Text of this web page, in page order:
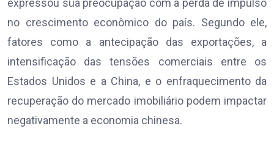
expressou sua preocupação com a perda de impulso
no crescimento econômico do país. Segundo ele,
fatores como a antecipação das exportações, a
intensificação das tensões comerciais entre os
Estados Unidos e a China, e o enfraquecimento da
recuperação do mercado imobiliário podem impactar
negativamente a economia chinesa.